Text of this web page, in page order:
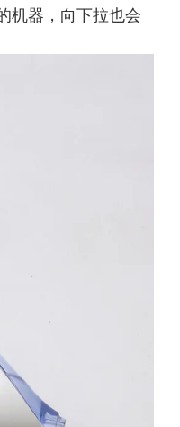
机器，向下拉也会